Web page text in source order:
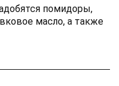
помидоры,
масло, а также